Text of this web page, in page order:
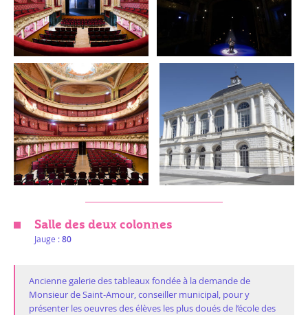
Salle des deux colonnes
Jauge :80
Ancienne galerie des tableaux fondée à la demande de
Monsieur de Saint-Amour, conseiller municipal, pour y
présenter les oeuvres des élèves les plus doués de l’école des